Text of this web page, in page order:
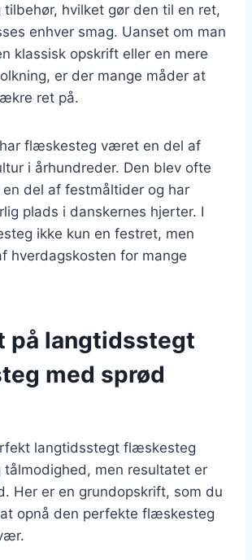
tilbehør, hvilket gør den til en ret,
enhver smag. Uanset om man
klassisk opskrift eller en mere
er der mange måder at
ret på.
flæskesteg været en del af
i århundreder. Den blev ofte
en del af festmåltider og har
plads i danskernes hjerter. I
ikke kun en festret, men
hverdagskosten for mange
på langtidsstegt
med sprød
langtidsstegt flæskesteg
men resultatet er
Her er en grundopskrift, som du
opnå den perfekte flæskesteg